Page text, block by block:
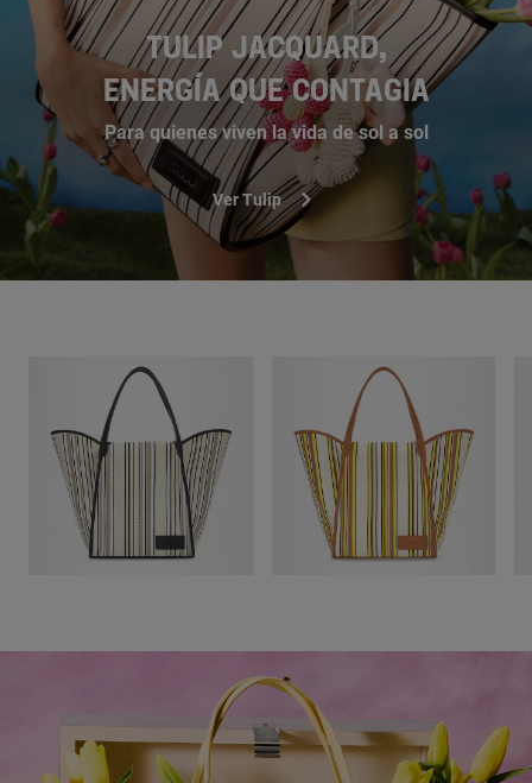
TULIP JACQUARD,
ENERGÍA QUE CONTAGIA
Para quienes viven la vida de sol a sol
Ver Tulip